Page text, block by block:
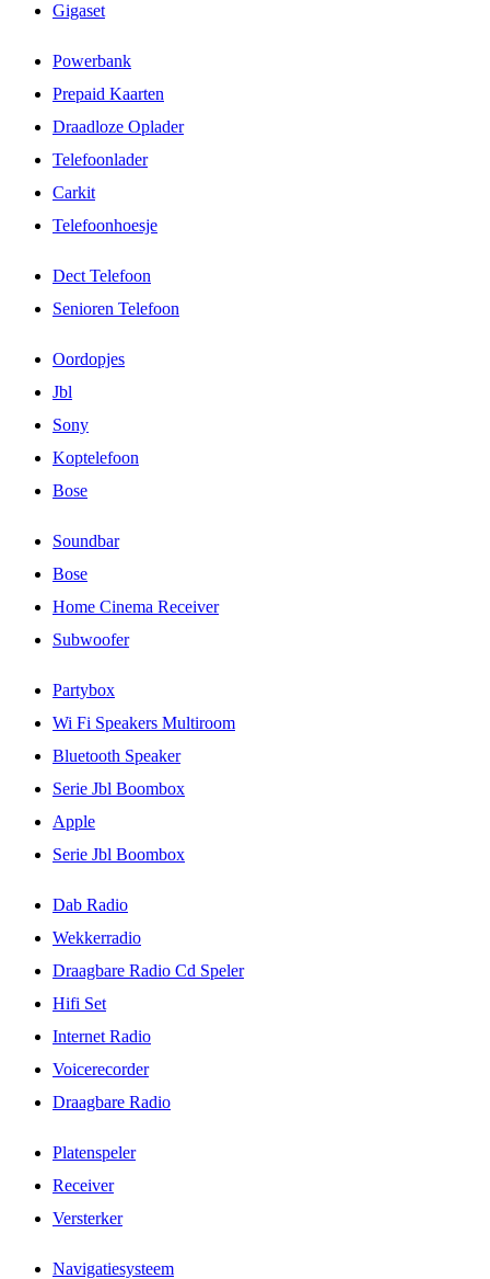
Gigaset
Powerbank
Prepaid Kaarten
Draadloze Oplader
Telefoonlader
Carkit
Telefoonhoesje
Dect Telefoon
Senioren Telefoon
Oordopjes
Jbl
Sony
Koptelefoon
Bose
Soundbar
Bose
Home Cinema Receiver
Subwoofer
Partybox
Wi Fi Speakers Multiroom
Bluetooth Speaker
Serie Jbl Boombox
Apple
Serie Jbl Boombox
Dab Radio
Wekkerradio
Draagbare Radio Cd Speler
Hifi Set
Internet Radio
Voicerecorder
Draagbare Radio
Platenspeler
Receiver
Versterker
Navigatiesysteem